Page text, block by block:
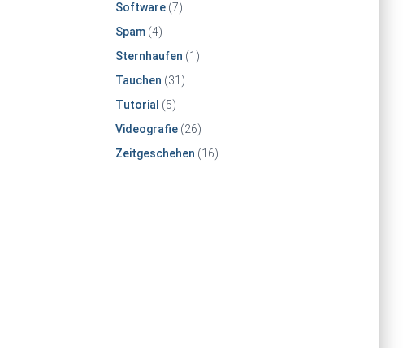
Software(7)
Spam(4)
Sternhaufen (1)
Tauchen (31)
Tutorial (5)
Videografie(26)
Zeitgeschehen (16)